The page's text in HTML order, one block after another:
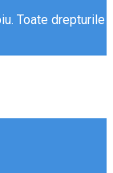
Toate drepturile